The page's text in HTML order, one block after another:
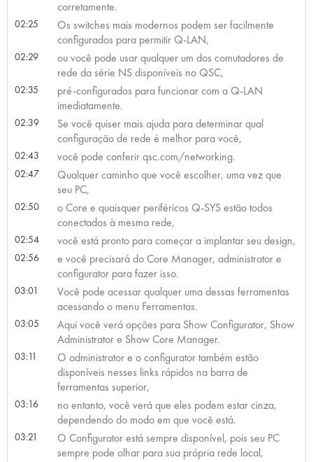
corretamente.
02:25
Os switches mais modernos podem ser facilmente
configurados para permitir Q-LAN,
02:29
ou você pode usar qualquer um dos comutadores de
rede da série NS disponíveis no QSC,
02:35
pré-configurados para funcionar com a Q-LAN
imediatamente.
02:39
Se você quiser mais ajuda para determinar qual
configuração de rede é melhor para você,
02:43 você pode conferir qsc.com/networking.
02:47
Qualquer caminho que você escolher, uma vez que
seu PC,
02:50
o Core e quaisquer periféricos Q-SYS estão todos
conectados à mesma rede,
02:54 você está pronto para começar a implantar seu design,
02:56
e você precisará do Core Manager, administrator e
configurator para fazer isso.
03:01
Você pode acessar qualquer uma dessas ferramentas
acessando o menu Ferramentas.
03:05
Aqui você verá opções para Show Configurator, Show
Administrator e Show Core Manager.
03:11
O administrator e o configurator também estão
disponíveis nesses links rápidos na barra de
ferramentas superior,
03:16
no entanto, você verá que eles podem estar cinza,
dependendo do modo em que você está.
03:21
O Configurator está sempre disponível, pois seu PC
sempre pode olhar para sua própria rede local,